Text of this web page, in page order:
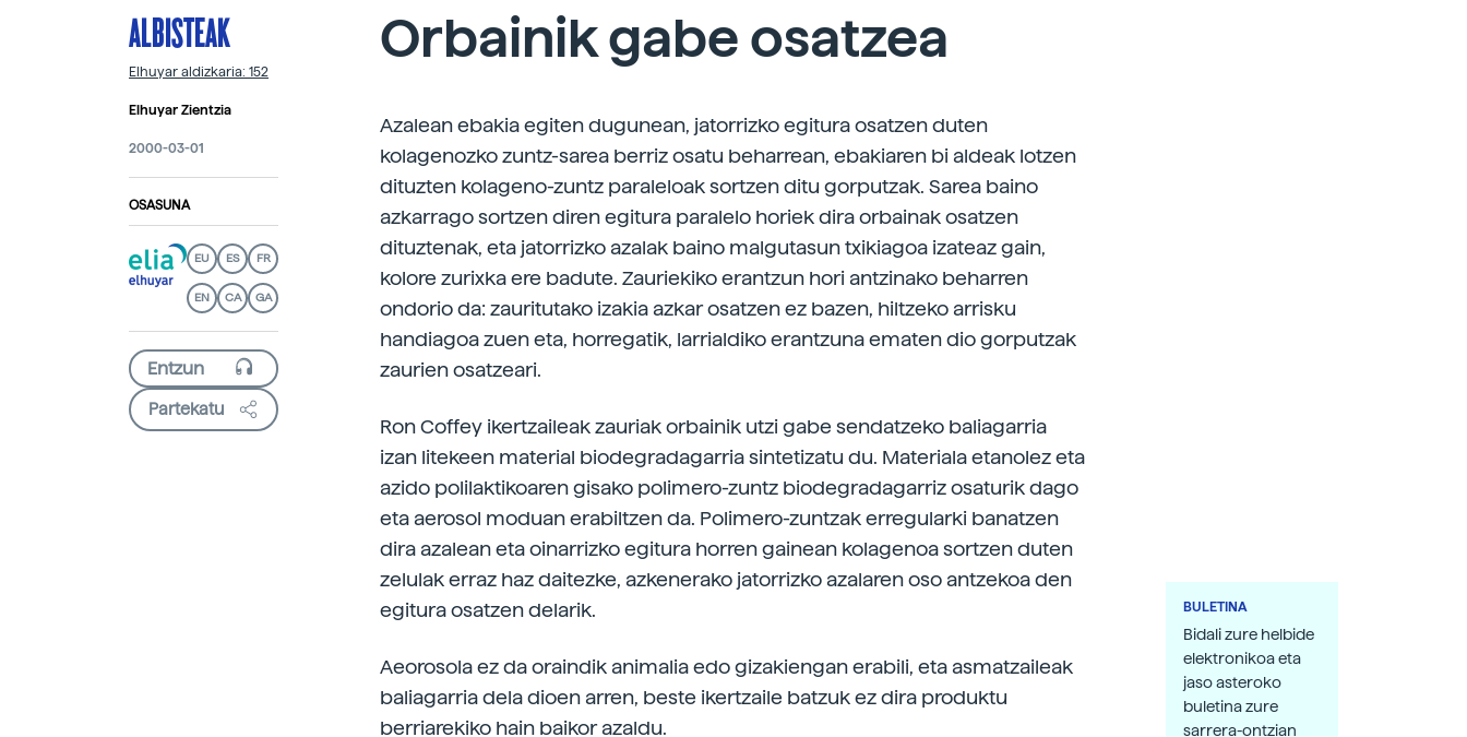
ALBISTEAK
Elhuyar aldizkaria: 152
Elhuyar Zientzia
2000-03-01
OSASUNA
EU ES FR
EN CA GA
Partekatu
Orbainik gabe osatzea
Azalean ebakia egiten dugunean, jatorrizko egitura osatzen duten
kolagenozko zuntz-sarea berriz osatu beharrean, ebakiaren bi aldeak lotzen
dituzten kolageno-zuntz paraleloak sortzen ditu gorputzak. Sarea baino
azkarrago sortzen diren egitura paralelo horiek dira orbainak osatzen
dituztenak, eta jatorrizko azalak baino malgutasun txikiagoa izateaz gain,
kolore zurixka ere badute. Zauriekiko erantzun hori antzinako beharren
ondorio da: zauritutako izakia azkar osatzen ez bazen, hiltzeko arrisku
handiagoa zuen eta, horregatik, larrialdiko erantzuna ematen dio gorputzak
zaurien osatzeari.
Ron Coffey ikertzaileak zauriak orbainik utzi gabe sendatzeko baliagarria
izan litekeen material biodegradagarria sintetizatu du. Materiala etanolez eta
azido polilaktikoaren gisako polimero-zuntz biodegradagarriz osaturik dago
eta aerosol moduan erabiltzen da. Polimero-zuntzak erregularki banatzen
dira azalean eta oinarrizko egitura horren gainean kolagenoa sortzen duten
zelulak erraz haz daitezke, azkenerako jatorrizko azalaren oso antzekoa den
egitura osatzen delarik.
Aeorosola ez da oraindik animalia edo gizakiengan erabili, eta asmatzaileak
baliagarria dela dioen arren, beste ikertzaile batzuk ez dira produktu
berriarekiko hain baikor azaldu.
BULETINA
Bidali zure helbide
elektronikoa eta
jaso asteroko
buletina zure
sarrera-ontzian